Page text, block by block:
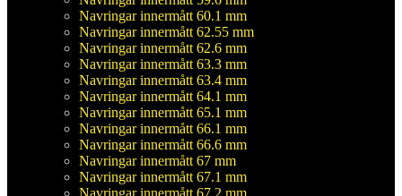
Navringar innermått 60.1 mm
Navringar innermått 62.55 mm
Navringar innermått 62.6 mm
Navringar innermått 63.3 mm
Navringar innermått 63.4 mm
Navringar innermått 64.1 mm
Navringar innermått 65.1 mm
Navringar innermått 66.1 mm
Navringar innermått 66.6 mm
Navringar innermått 67 mm
Navringar innermått 67.1 mm
Navringar innermått 67.2 mm